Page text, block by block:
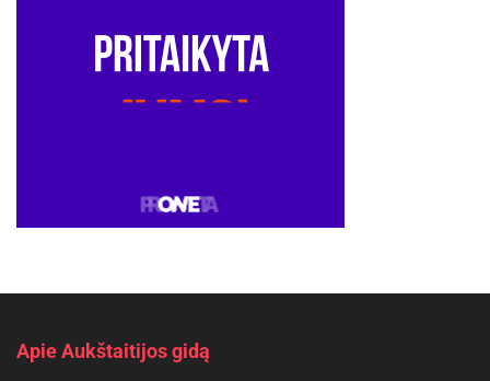
Apie Aukštaitijos gidą